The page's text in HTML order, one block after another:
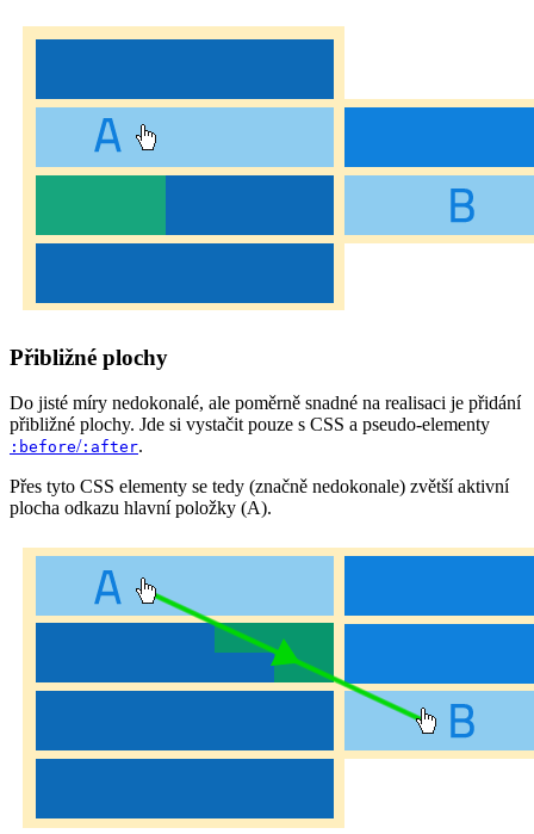
Přibližné plochy
Do jisté míry nedokonalé, ale poměrně snadné na realisaci je přidání
přibližné plochy. Jde si vystačit pouze s CSS a pseudo-elementy
:before/ :after.
Přes tyto CSS elementy se tedy (značně nedokonale) zvětší aktivní
plocha odkazu hlavní položky (A).